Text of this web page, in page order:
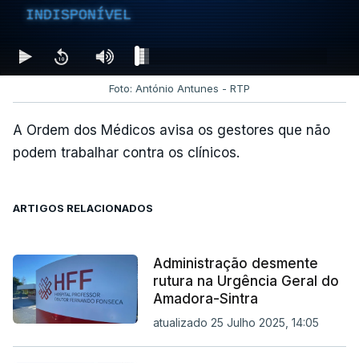
INDISPONÍVEL
Foto: António Antunes - RTP
A Ordem dos Médicos avisa os gestores que não
podem trabalhar contra os clínicos.
ARTIGOS RELACIONADOS
Administração desmente
rutura na Urgência Geral do
Amadora-Sintra
atualizado 25 Julho 2025, 14:05